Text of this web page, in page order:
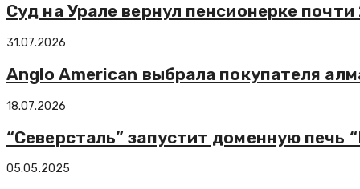
Суд на Урале вернул пенсионерке
31.07.2026
Anglo American выбрала покупателя
18.07.2026
“Северсталь” запустит доменную печь
05.05.2025